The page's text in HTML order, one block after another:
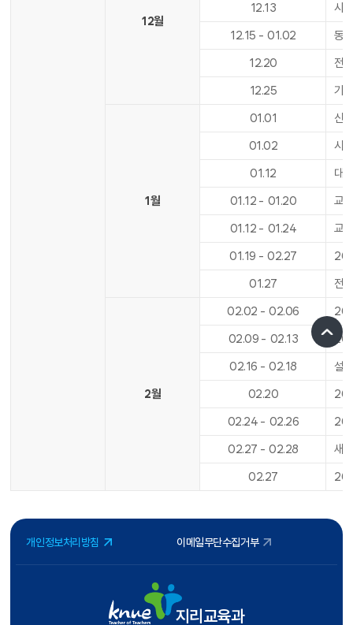
12월
12.13
사
12.15 - 01.02
동
12.20
전
12.25 기
1월
01.01
신
01.02
시
01.12
대
01.12 - 01.20
교
01.12 - 01.24
교
01.19 - 02.27
01.27 전
2월
02.02 - 02.06
02.09 - 02.13
02.16 - 02.18
설
02.20
02.24 - 02.26
02.27 - 02.28
새
02.27
개인정보처리방침 이메일무단수집거부
지리교육과